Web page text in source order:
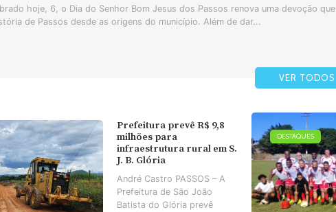
hoje, 6, o Dia do Senhor Bom Jesus dos Passos renova uma devoção que
de Passos desde as origens do município. Além de dar...
VER TODOS
Prefeitura prevê R$ 9,8
milhões para
infraestrutura rural em S.
J. B. Glória
André Castro PASSOS – A
Prefeitura de São João
Batista do Glória prevê
DESTAQUES